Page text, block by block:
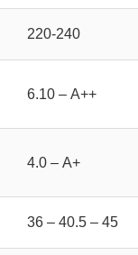
220-240
6.10 – А++
4.0 – А+
36 – 40.5 – 45